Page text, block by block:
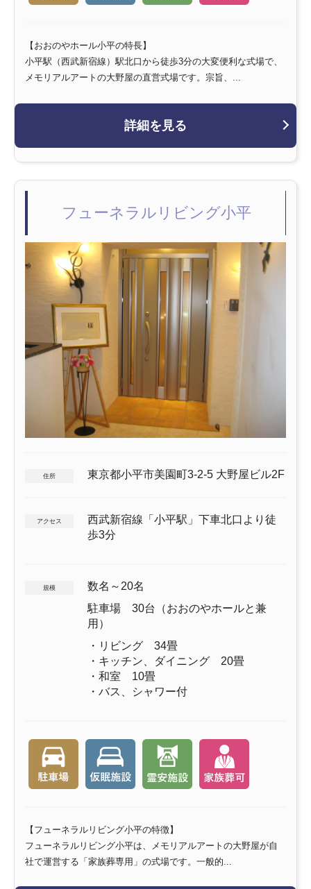
詳細を見る
【おおのやホール小平の特長】
小平駅（西武新宿線）駅北口から徒歩3分の大変便利な式場で、
メモリアルアートの大野屋の直営式場です。宗旨、...
フューネラルリビング小平
住所 東京都小平市美園町3-2-5 大野屋ビル2F
アクセス
西武新宿線「小平駅」下車北口より徒
歩3分
規模
数名～20名
駐車場 30台（おおのやホールと兼
用）
・リビング 34畳
・キッチン、ダイニング 20畳
・和室 10畳
・バス、シャワー付
【フューネラルリビング小平の特徴】
フューネラルリビング小平は、メモリアルアートの大野屋が自
社で運営する「家族葬専用」の式場です。一般的...